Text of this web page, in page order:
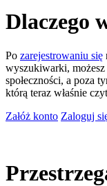
Dlaczego
Po zarejestrowaniu się
wyszukiwarki,
społeczności, a poza
którą teraz właśnie
Załóż konto Zaloguj